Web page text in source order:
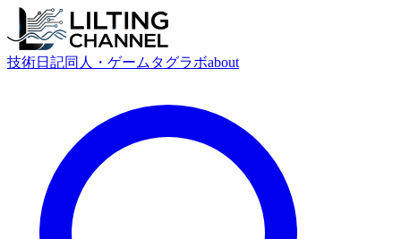
技術日記同人・ゲーム タグラボabout